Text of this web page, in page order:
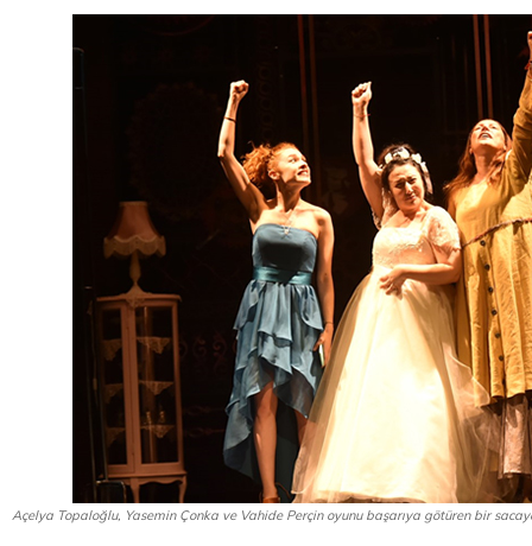
Açelya Topaloğlu, Yasemin Çonka ve Vahide Perçin oyunu başarıya götüren bir